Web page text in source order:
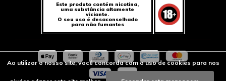
Este produto contém nicotina,
uma substância altamente
viciante.
O seu uso é desaconselhado
para não fumantes
Ao utilizar o nosso site, você concorda com o uso de cookies para nos